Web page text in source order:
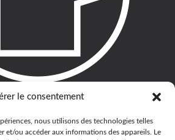
le consentement
nous utilisons des technologies telles
et/ou accéder aux informations des appareils. Le